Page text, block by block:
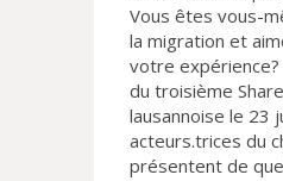
Vous êtes vous-
la migration et
votre expérience?
du troisième
lausannoise le 23
acteurs.trices du
présentent de